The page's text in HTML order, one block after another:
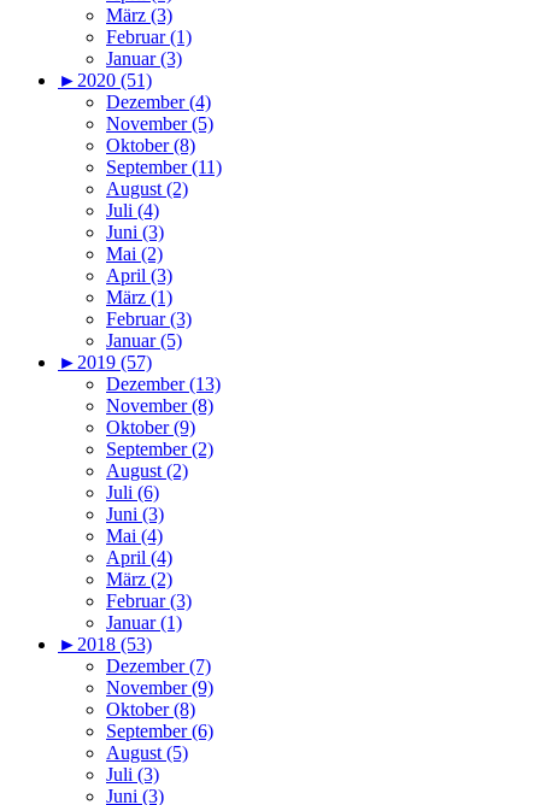
März (3)
Februar (1)
Januar (3)
► 2020 (51)
Dezember (4)
November (5)
Oktober (8)
September (11)
August (2)
Juli (4)
Juni (3)
Mai (2)
April (3)
März (1)
Februar (3)
Januar (5)
► 2019 (57)
Dezember (13)
November (8)
Oktober (9)
September (2)
August (2)
Juli (6)
Juni (3)
Mai (4)
April (4)
März (2)
Februar (3)
Januar (1)
► 2018 (53)
Dezember (7)
November (9)
Oktober (8)
September (6)
August (5)
Juli (3)
Juni (3)